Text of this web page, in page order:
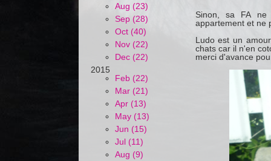
Aug (23)
Sep (28)
Oct (40)
Nov (22)
Dec (22)
2015
Feb (22)
Mar (21)
Apr (13)
May (13)
Jun (15)
Jul (11)
Aug (9)
Sinon, sa FA
appartement et ne
Ludo est un
chats car il n'en
merci d'avance